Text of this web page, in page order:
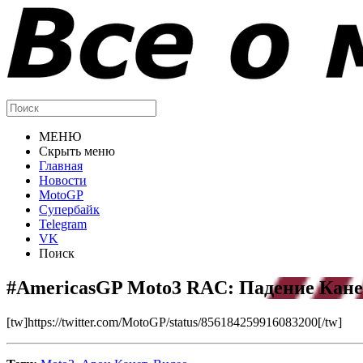
МЕНЮ
Скрыть меню
Главная
Новости
MotoGP
Супербайк
Telegram
VK
Поиск
#AmericasGP Moto3 RAC: Падение
[tw]https://twitter.com/MotoGP/status/856184259916083200[/tw]